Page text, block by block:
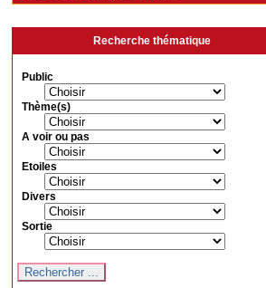
Recherche thématique
Public
Thème(s)
A voir ou pas
Etoiles
Divers
Sortie